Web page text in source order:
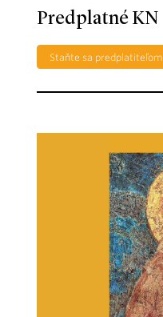
Predplatné KN
Staňte sa predplatiteľom